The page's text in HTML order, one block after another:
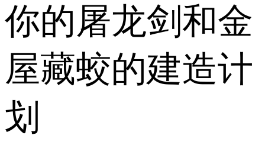
你的屠龙剑和金
屋藏蛟的建造计
划